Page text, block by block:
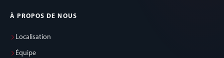
À PROPOS DE NOUS
Localisation
Équipe